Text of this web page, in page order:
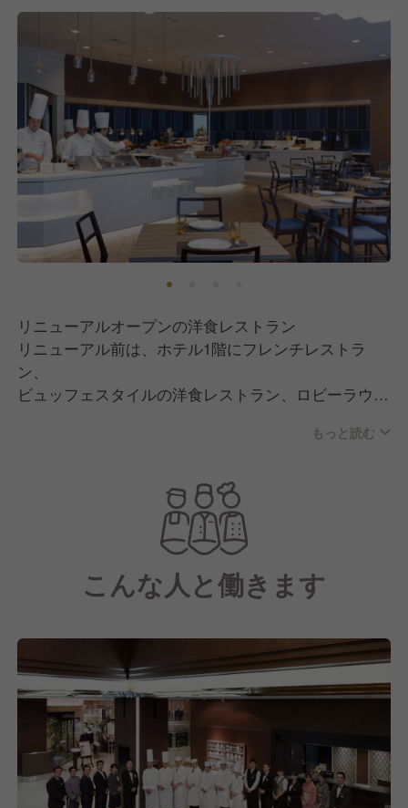
リニューアルオープンの洋食レストラン
リニューアル前は、ホテル1階にフレンチレストラ
ン、
ビュッフェスタイルの洋食レストラン、ロビーラウン
3店舗で営業していたが、リニューアルしオールデイ
もっと読む
こんな人と働きます